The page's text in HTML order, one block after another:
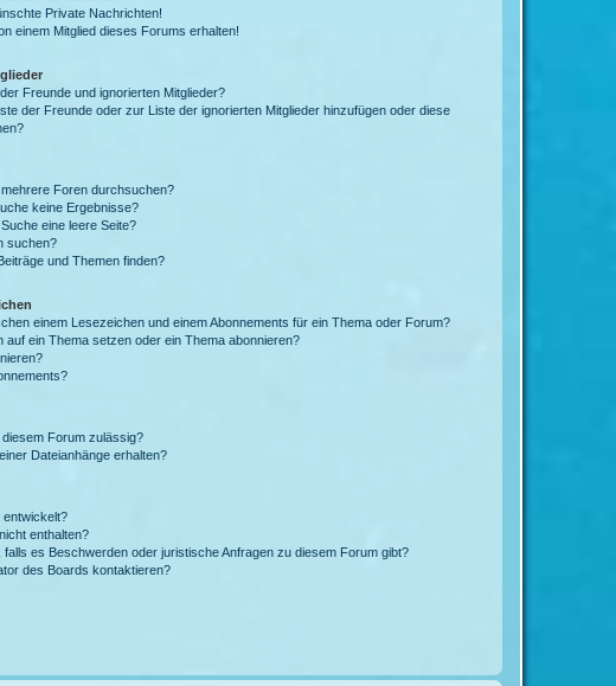
Private Nachrichten!
einem Mitglied dieses Forums erhalten!
Freunde und ignorierten Mitglieder?
der Freunde oder zur Liste der ignorierten Mitglieder hinzufügen oder diese
Foren durchsuchen?
keine Ergebnisse?
eine leere Seite?
suchen?
und Themen finden?
einem Lesezeichen und einem Abonnements für ein Thema oder Forum?
auf ein Thema setzen oder ein Thema abonnieren?
Forum zulässig?
Dateianhänge erhalten?
entwickelt?
enthalten?
falls es Beschwerden oder juristische Anfragen zu diesem Forum gibt?
des Boards kontaktieren?